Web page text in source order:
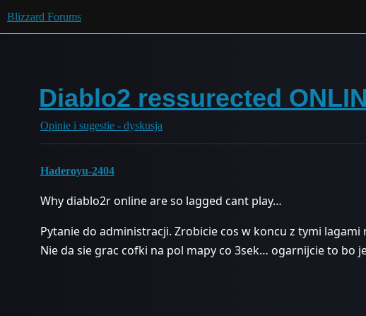
Blizzard Forums
Diablo2 ressurected
Opinie i sugestie - dyskusja
Haderoyu-2404
Why diablo2r online are so lagged cant play…
Pytanie do administracji. Zrobicie cos w koncu z tymi lagami
Nie da sie grac cofki na pol mapy co 3sek… ogarnijcie to bo